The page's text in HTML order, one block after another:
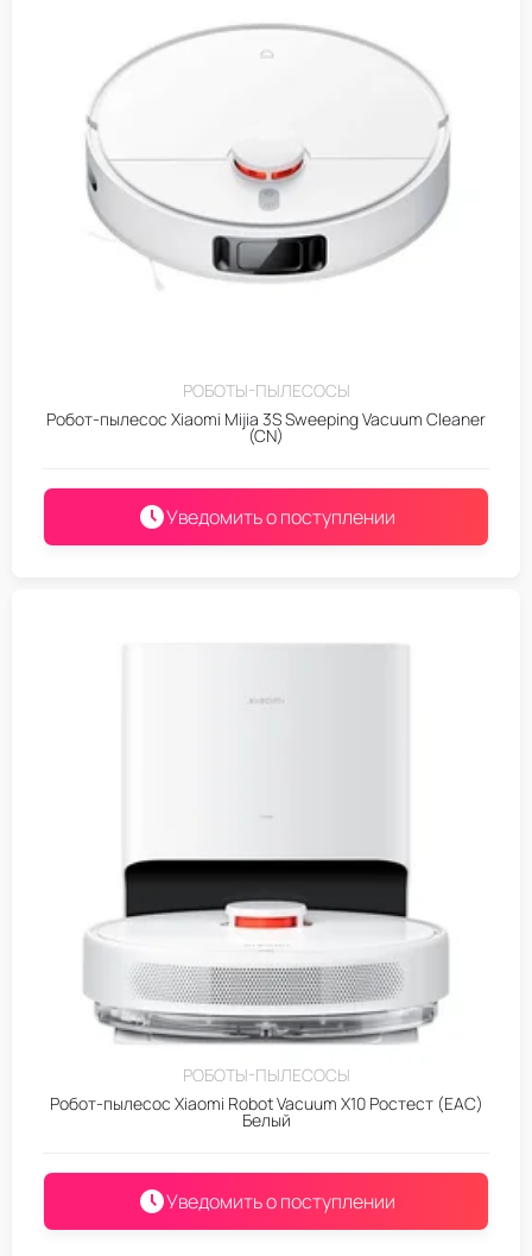
РОБОТЫ-ПЫЛЕСОСЫ
Робот-пылесос Xiaomi Mijia 3S Sweeping Vacuum Cleaner
(CN)
Уведомить о поступлении
РОБОТЫ-ПЫЛЕСОСЫ
Робот-пылесос Xiaomi Robot Vacuum X10 Ростест (EAC)
Белый
Уведомить о поступлении